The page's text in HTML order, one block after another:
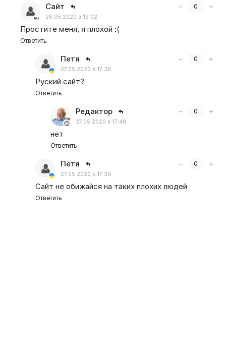
− 0 +
Сайт
26.05.2020 в 19:02
Простите меня, я плохой :(
Ответить
− 0 +
Петя
27.05.2020 в 17:38
Руский сайт?
Ответить
− 0 +
Редактор
27.05.2020 в 17:48
нет
Ответить
− 0 +
Петя
27.05.2020 в 17:39
Сайт не обижайся на таких плохих людей
Ответить